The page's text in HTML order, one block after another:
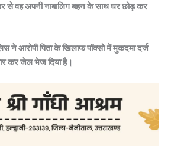
से वह अपनी नाबालिग बहन के साथ घर छोड़ कर
ने आरोपी पिता के खिलाफ पॉक्सो में मुकदमा दर्ज
कर जेल भेज दिया है।